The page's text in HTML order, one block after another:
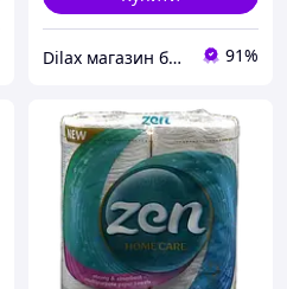
Dilax магазин брендових дитячих іграшок та товарів для батьків. 91%